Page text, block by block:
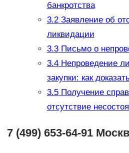
банкротства
3.2Заявление об
ликвидации
3.3Письмо о
3.4Непроведение
закупки: как
3.5Получение
отсутствие
7 (499) 653-64-91